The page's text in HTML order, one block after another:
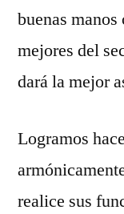
buenas
mejores del
dará la mejor
Logramos
realice sus